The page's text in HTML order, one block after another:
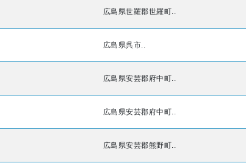
広島県世羅郡世羅町..
広島県呉市..
広島県安芸郡府中町..
広島県安芸郡府中町..
広島県安芸郡熊野町..